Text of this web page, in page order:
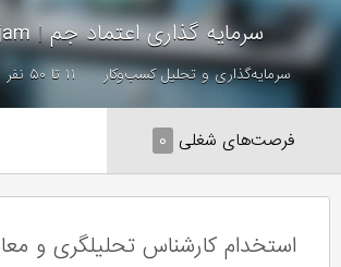
سرمایه گذاری اعتماد جم|
Etemadjam
سرمایه‌گذاری و تحلیل کسب‌وکار ۱۱ تا ۵۰ نفر
فرصت‌های شغلی ۰
استخدام کارشناس تحلیلگری و